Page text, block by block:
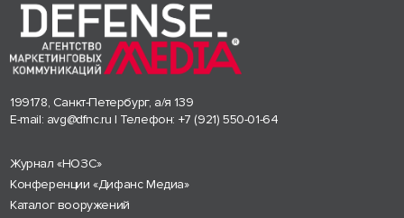
199178, Санкт-Петербург, а/я 139
E-mail: avg@dfnc.ru | Телефон: +7 (921) 550-01-64
Журнал «НОЗС»
Конференции «Дифанс Медиа»
Каталог вооружений